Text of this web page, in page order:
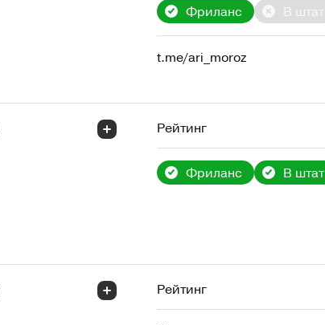
Фриланс В штат
t.me/ari_moroz
Рейтинг
Фриланс В штат
Рейтинг